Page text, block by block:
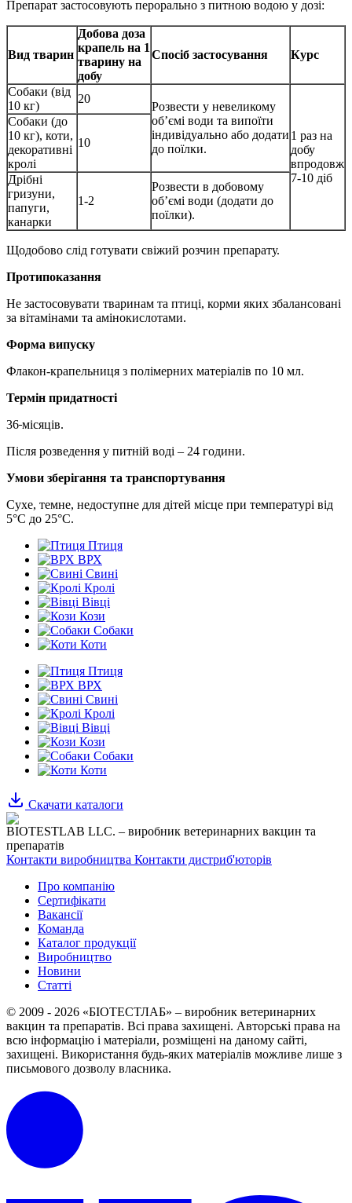
Препарат застосовують перорально з питною водою у дозі:
Вид тварин
Добова доза
крапель на 1
тварину на
добу
Спосіб застосування Курс
Собаки (від
10 кг)
20
Розвести у невеликому
об’ємі води та випоїти
індивідуально або додати
до поїлки.
1 раз на
добу
впродовж
7-10 діб
Собаки (до
10 кг), коти,
декоративні
кролі
10
Дрібні
гризуни,
папуги,
канарки
1-2
Розвести в добовому
об’ємі води (додати до
поїлки).
Щодобово слід готувати свіжий розчин препарату.
Протипоказання
Не застосовувати тваринам та птиці, корми яких збалансовані
за вітамінами та амінокислотами.
Форма випуску
Флакон-крапельниця з полімерних матеріалів по 10 мл.
Термін придатності
36 місяців.
Після розведення у питній воді – 24 години.
Умови зберігання та транспортування
Сухе, темне, недоступне для дітей місце при температурі від
5°С до 25°С.
Птиця
ВРХ
Свині
Кролі
Вівці
Кози
Собаки
Коти
Птиця
ВРХ
Свині
Кролі
Вівці
Кози
Собаки
Коти
Скачати каталоги
BIOTESTLAB LLC. – виробник ветеринарних вакцин та
препаратів
Контакти виробництва Контакти дистриб'юторів
Про компанію
Сертифікати
Вакансії
Команда
Каталог продукції
Виробництво
Новини
Статті
© 2009 - 2026 «БІОТЕСТЛАБ» – виробник ветеринарних
вакцин та препаратів. Всі права захищені. Авторські права на
всю інформацію і матеріали, розміщені на даному сайті,
захищені. Використання будь-яких матеріалів можливе лише з
письмового дозволу власника.